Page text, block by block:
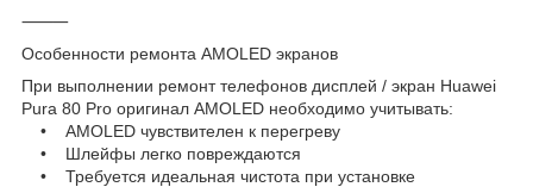
⸻
Особенности ремонта AMOLED экранов
При выполнении ремонт телефонов дисплей / экран Huawei
Pura 80 Pro оригинал AMOLED необходимо учитывать:
• AMOLED чувствителен к перегреву
• Шлейфы легко повреждаются
• Требуется идеальная чистота при установке